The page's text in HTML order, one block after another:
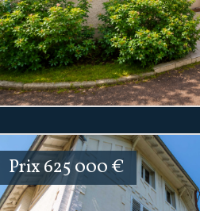
Prix625 000€